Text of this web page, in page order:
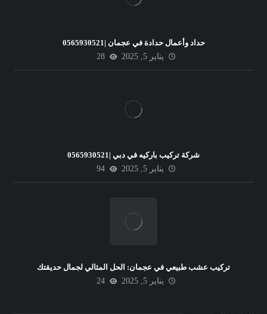
حداد وأعمال حدادة في عجمان |0565930521
يناير 5, 2025
28
شركة تركيب باركيه في دبي |0565930521
يناير 5, 2025
94
تركيب عشب طبيعي في عجمان: الحل المثالي لجمال حديقتك
يناير 5, 2025
24